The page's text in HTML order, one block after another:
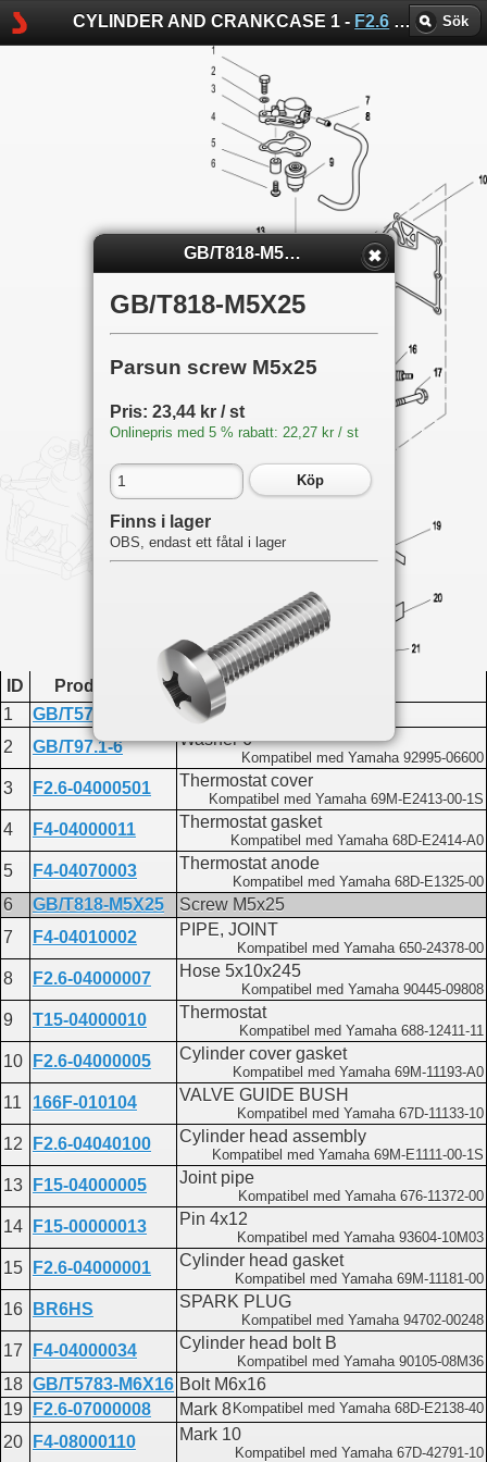
CYLINDER AND CRANKCASE 1 - F2.6 Parsun
Sök
ID Produktkod
1
GB/T5783-M6X20
Bolt M6x20
2
GB/T97.1-6 Washer 6
Kompatibel med Yamaha 92995-06600
3 F2.6-04000501 Thermostat cover
Kompatibel med Yamaha 69M-E2413-00-1S
4 F4-04000011 Thermostat gasket
Kompatibel med Yamaha 68D-E2414-A0
5 F4-04070003 Thermostat anode
Kompatibel med Yamaha 68D-E1325-00
6 GB/T818-M5X25
Screw M5x25
7
F4-04010002 PIPE, JOINT
Kompatibel med Yamaha 650-24378-00
8 F2.6-04000007 Hose 5x10x245
Kompatibel med Yamaha 90445-09808
9 T15-04000010 Thermostat
Kompatibel med Yamaha 688-12411-11
10 F2.6-04000005 Cylinder cover gasket
Kompatibel med Yamaha 69M-11193-A0
11 166F-010104 VALVE GUIDE BUSH
Kompatibel med Yamaha 67D-11133-10
12 F2.6-04040100 Cylinder head assembly
Kompatibel med Yamaha 69M-E1111-00-1S
13 F15-04000005 Joint pipe
Kompatibel med Yamaha 676-11372-00
14 F15-00000013 Pin 4x12
Kompatibel med Yamaha 93604-10M03
15 F2.6-04000001 Cylinder head gasket
Kompatibel med Yamaha 69M-11181-00
16 BR6HS SPARK PLUG
Kompatibel med Yamaha 94702-00248
17 F4-04000034 Cylinder head bolt B
Kompatibel med Yamaha 90105-08M36
18 GB/T5783-M6X16 Bolt M6x16
19
F2.6-07000008 Mark 8 Kompatibel med Yamaha 68D-E2138-40
20 F4-08000110 Mark 10
Kompatibel med Yamaha 67D-42791-10
GB/T818-M5X25
GB/T818-M5X25
Parsun screw M5x25
Pris: 23,44 kr / st
Onlinepris med 5 % rabatt: 22,27 kr / st
Köp
Finns i lager
OBS, endast ett fåtal i lager
Du hittar delen på följande sidor:
F2.6
Cylinder and crankcase 1
F6A
Cylinder head
Cylinder head assembly
F4
Cylinder and crankcase 2
F20A
Crankcase
Cylinder head
Engine assembly
F20AEFI
Crank case
Cylinder head
Engine assy